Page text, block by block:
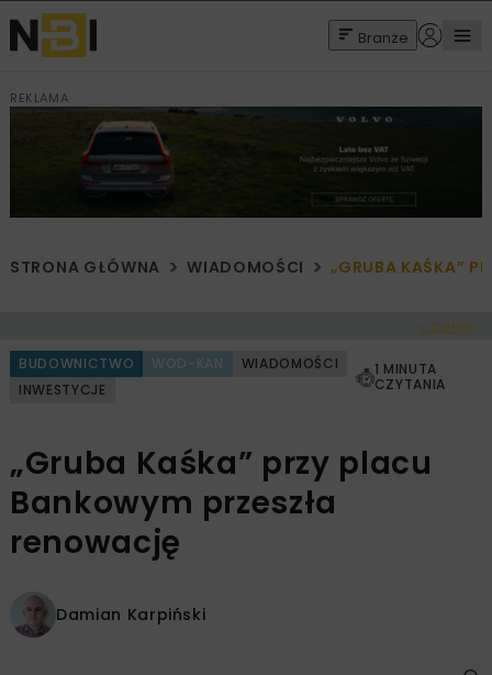
Branże
REKLAMA
STRONA GŁÓWNA WIADOMOŚCI „GRUBA KAŚKA”
< Cofnij
BUDOWNICTWO WOD-KAN
WIADOMOŚCI
INWESTYCJE
1 MINUTA
CZYTANIA
„Gruba Kaśka” przy placu
Bankowym przeszła
renowację
Damian Karpiński